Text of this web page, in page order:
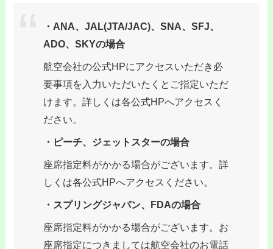
・ANA、JAL(JTA/JAC)、SNA、SFJ、
ADO、SKYの場合
航空会社の公式HPにアクセスいただき必
要事項を入力いただいたくとご指定いただ
けます。詳しくは各公式HPへアクセスく
ださい。
・ピーチ、ジェットスターの場合
座席指定料がかかる場合がございます。詳
しくは各公式HPへアクセスください。
・スプリングジャパン、FDAの場合
座席指定料がかかる場合がございます。お
座席指定につきましては航空会社のお電話